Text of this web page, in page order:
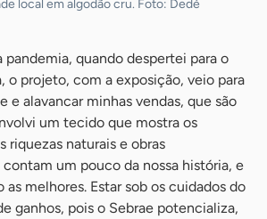
local em algodão cru. Foto: Dedé
pandemia, quando despertei para o
o projeto, com a exposição, veio para
e alavancar minhas vendas, que são
um tecido que mostra os
riquezas naturais e obras
um pouco da nossa história, e
as melhores. Estar sob os cuidados do
ganhos, pois o Sebrae potencializa,